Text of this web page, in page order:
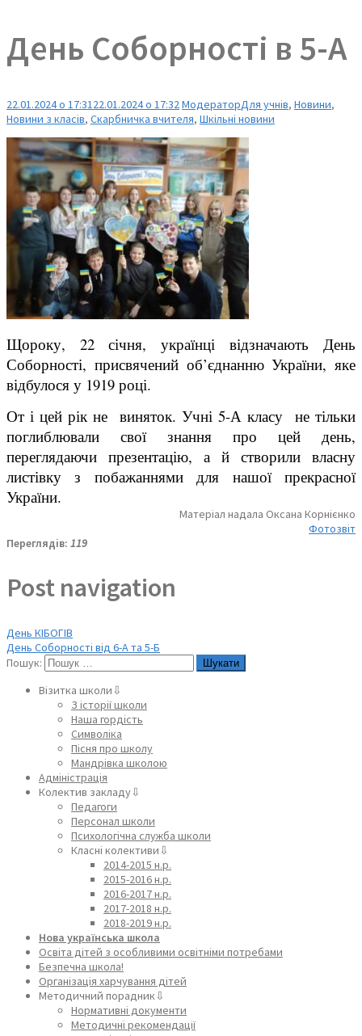
День Соборності в 5-А
22.01.2024 о 17:3122.01.2024 о 17:32МодераторДля учнів, Новини,
Новини з класів, Скарбничка вчителя, Шкільні новини
Щороку, 22 січня, українці відзначають День
Соборності, присвячений об’єднанню України, яке
відбулося у 1919 році.
От і цей рік не виняток. Учні 5-А класу не тільки
поглиблювали свої знання про цей день,
переглядаючи презентацію, а й створили власну
листівку з побажаннями для нашої прекрасної
України.
Матеріал надала Оксана Корнієнко
Фотозвіт
Переглядів: 119
Post navigation
День КІБОГІВ
День Соборності від 6-А та 5-Б
Пошук:
Візитка школи⇩
З історії школи
Наша гордість
Символіка
Пісня про школу
Мандрівка школою
Адміністрація
Колектив закладу⇩
Педагоги
Персонал школи
Психологічна служба школи
Класні колективи⇩
2014-2015 н.р.
2015-2016 н.р.
2016-2017 н.р.
2017-2018 н.р.
2018-2019 н.р.
Нова українська школа
Освіта дітей з особливими освітніми потребами
Безпечна школа!
Організація харчування дітей
Методичний порадник⇩
Нормативні документи
Методичні рекомендації